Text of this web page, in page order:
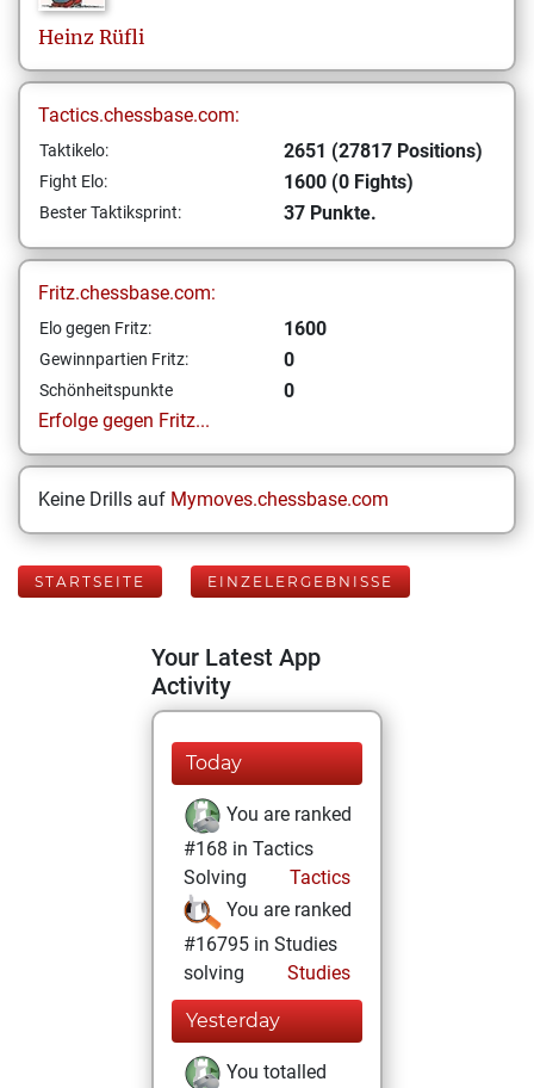
Heinz Rüfli
Tactics.chessbase.com:
Taktikelo: 2651 (27817 Positions)
Fight Elo: 1600 (0 Fights)
Bester Taktiksprint: 37 Punkte.
Fritz.chessbase.com:
Elo gegen Fritz: 1600
Gewinnpartien Fritz: 0
Schönheitspunkte
0
Erfolge gegen Fritz...
Keine Drills auf Mymoves.chessbase.com
STARTSEITE EINZELERGEBNISSE
Your Latest App
Activity
Today
You are ranked
#168 in Tactics
Solving
Tactics
You are ranked
#16795 in Studies
solving
Studies
Yesterday
You totalled